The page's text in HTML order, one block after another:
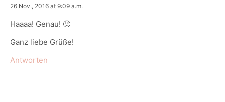
says:
26 Nov., 2016 at 9:09 a.m.
Haaaa! Genau! 🙂
Ganz liebe Grüße!
Antworten